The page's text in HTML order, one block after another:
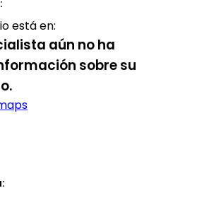
está en:
aún no ha
sobre su